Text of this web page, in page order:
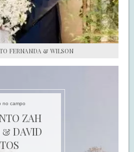
FERNANDA & WILSON
no campo
ZAH
& DAVID